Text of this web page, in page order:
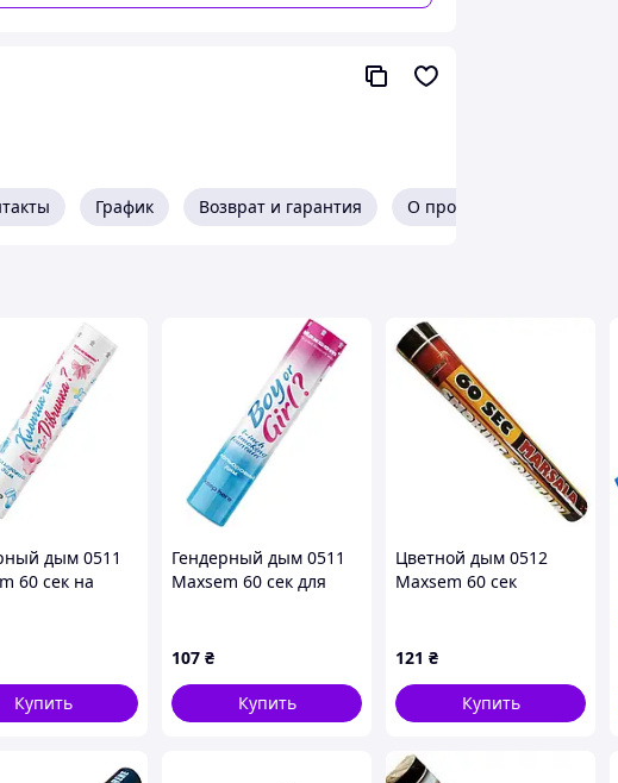
цветных дымов, разного цвета,
пиротехнические изделия. При
что подтверждается соответствующими
Maxsem обладает следующими
на все остальные? Используйте
чёрный
График Возврат и гарантия О продавце
дым 0511
60 сек на
- розовый
Купить
Гендерный дым 0511
Maxsem 60 сек для
розовый
107 ₴
Купить
Цветной дым 0512
Maxsem 60 сек
121 ₴
Купить